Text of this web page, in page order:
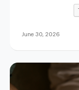
dalam dunia
perusahaan mulai
bertanggung
June 30, 2026